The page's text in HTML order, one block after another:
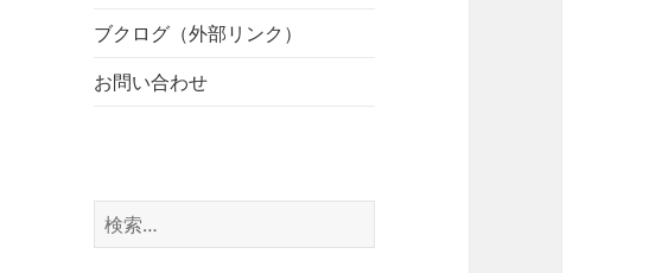
ブクログ（外部リンク）
お問い合わせ
検
索: